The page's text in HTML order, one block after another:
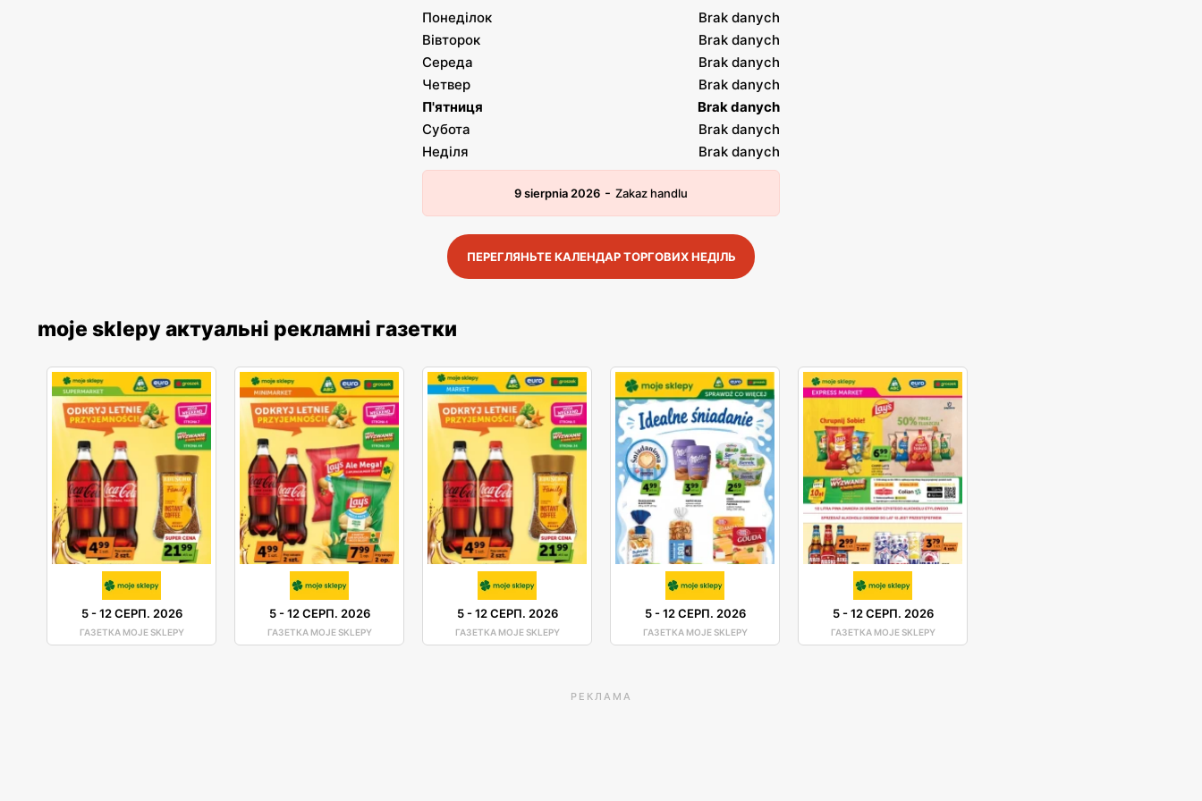
Понеділок
Brak danych
Вівторок
Brak danych
Середа
Brak danych
Четвер
Brak danych
П'ятниця
Brak danych
Субота
Brak danych
Неділя
Brak danych
9 sierpnia 2026 - Zakaz handlu
ПЕРЕГЛЯНЬТЕ КАЛЕНДАР ТОРГОВИХ НЕДІЛЬ
moje sklepy актуальні рекламні газетки
5-12 СЕРП. 2026
ГАЗЕТКА MOJE SKLEPY
5-12 СЕРП. 2026
ГАЗЕТКА MOJE SKLEPY
5-12 СЕРП. 2026
ГАЗЕТКА MOJE SKLEPY
5-12 СЕРП. 2026
ГАЗЕТКА MOJE SKLEPY
5-12 СЕРП. 2026
ГАЗЕТКА MOJE SKLEPY
РЕКЛАМА